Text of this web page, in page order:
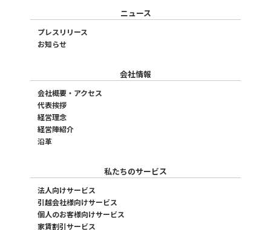
ニュース
プレスリリース
お知らせ
会社情報
会社概要・アクセス
代表挨拶
経営理念
経営陣紹介
沿革
私たちのサービス
法人向けサービス
引越会社様向けサービス
個人のお客様向けサービス
家賃割引サービス